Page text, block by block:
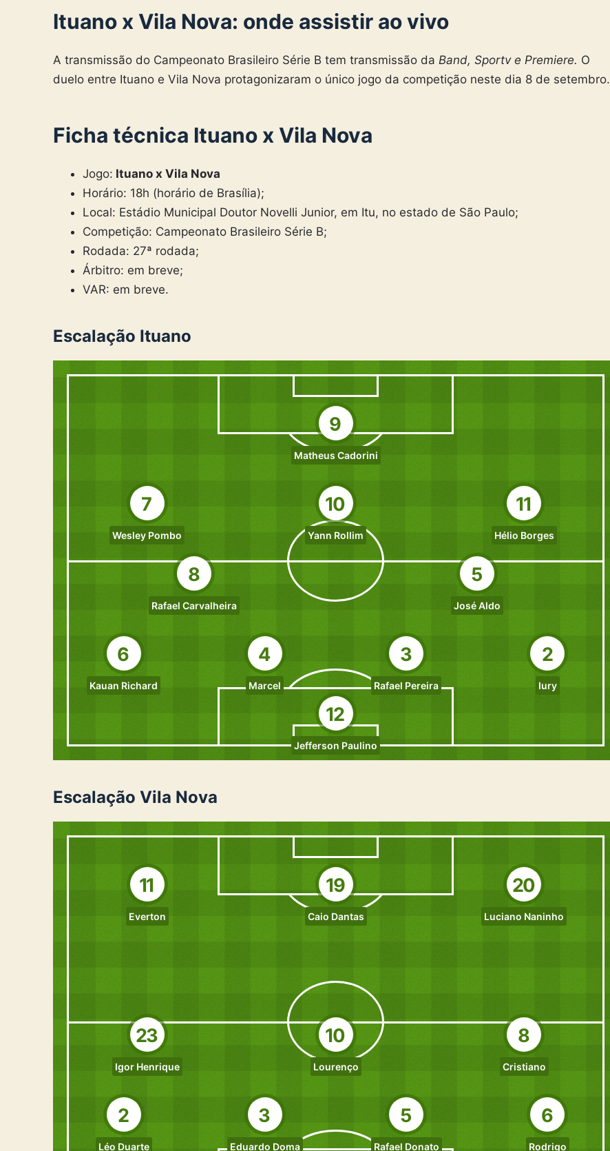
Ituano x Vila Nova: onde assistir ao vivo
A transmissão do Campeonato Brasileiro Série B tem transmissão da Band, Sportv e Premiere. O
duelo entre Ituano e Vila Nova protagonizaram o único jogo da competição neste dia 8 de setembro.
Ficha técnica Ituano x Vila Nova
Jogo: Ituano x Vila Nova
Horário: 18h (horário de Brasília);
Local: Estádio Municipal Doutor Novelli Junior, em Itu, no estado de São Paulo;
Competição: Campeonato Brasileiro Série B;
Rodada: 27ª rodada;
Árbitro: em breve;
VAR: em breve.
Escalação Ituano
9
Matheus Cadorini
7
Wesley Pombo
10
Yann Rollim
11
Hélio Borges
8
Rafael Carvalheira
5
José Aldo
6
Kauan Richard
4
Marcel
3
Rafael Pereira
2
Iury
12
Jefferson Paulino
Escalação Vila Nova
11
Everton
19
Caio Dantas
20
Luciano Naninho
23
Igor Henrique
10
Lourenço
8
Cristiano
2
Léo Duarte
3
Eduardo Doma
5
Rafael Donato
6
Rodrigo